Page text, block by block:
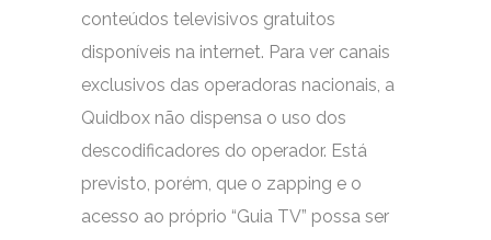
conteúdos televisivos gratuitos
disponíveis na internet. Para ver canais
exclusivos das operadoras nacionais, a
Quidbox não dispensa o uso dos
descodificadores do operador. Está
previsto, porém, que o zapping e o
acesso ao próprio “Guia TV” possa ser